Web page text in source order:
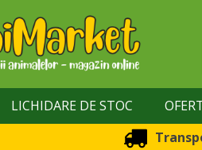
LICHIDARE DE STOC